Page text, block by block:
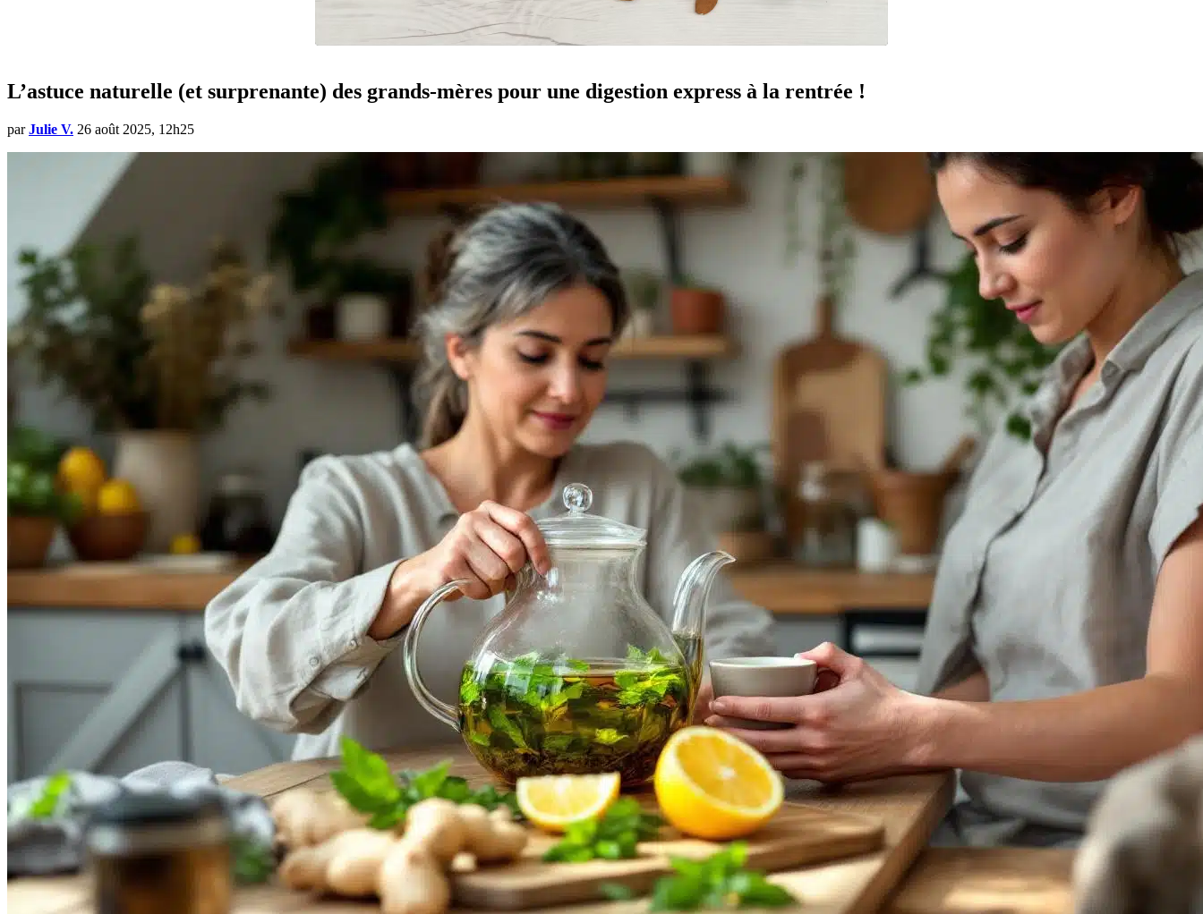
L’astuce naturelle (et surprenante) des grands-mères pour une digestion express à la rentrée !
par Julie V. 26 août 2025, 12h25